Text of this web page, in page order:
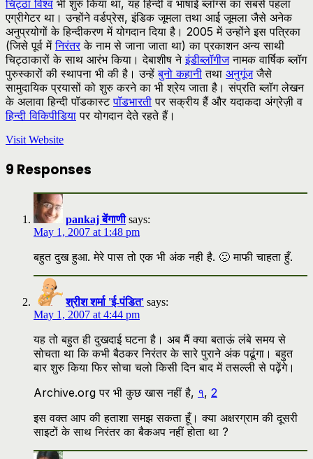
चिट्ठा विश्व भी शुरु किया था, यह हिन्दी व भाषाई ब्लॉग्स का सबसे पहला
एग्रीगेटर था। उन्होंने वर्डप्रेस, इंडिक जूमला तथा आई जूमला जैसे अनेक
अनुप्रयोगों के हिन्दीकरण में योगदान दिया है। 2005 में उन्होंने इस पत्रिका
(जिसे पूर्व मेंनिरंतरके नाम से जाना जाता था) का प्रकाशन अन्य साथी
चिट्ठाकारों के साथ आरंभ किया। देबाशीष नेइंडीब्लॉगीजनामक वार्षिक ब्लॉग
पुरुस्कारों की स्थापना भी की है। उन्हेंबुनो कहानी तथा अनुगूंजजैसे
सामुदायिक प्रयासों को शुरु करने का भी श्रेय जाता है। संप्रति ब्लॉग लेखन
के अलावा हिन्दी पॉडकास्टपॉडभारती पर सक्रीय हैं और यदाकदा अंग्रेज़ी व
हिन्दी विकिपीडिया पर योगदान देते रहते हैं।
Visit Website
9 Responses
pankaj बेंगाणी says:
May 1, 2007 at 1:48 pm
बहुत दुख हुआ. मेरे पास तो एक भी अंक नही है. 🙁 माफी चाहता हुँ.
श्रीश शर्मा 'ई-पंडित' says:
May 1, 2007 at 4:44 pm
यह तो बहुत ही दुखदाई घटना है। अब मैं क्या बताऊं लंबे समय से
सोचता था कि कभी बैठकर निरंतर के सारे पुराने अंक पढूंगा। बहुत
बार शुरु किया फिर सोचा चलो किसी दिन बाद में तसल्ली से पढ़ेंगे।
Archive.org पर भी कुछ खास नहीं है, १, 2
इस वक्त आप की हताशा समझ सकता हूँ। क्या अक्षरग्राम की दूसरी
साइटों के साथ निरंतर का बैकअप नहीं होता था ?